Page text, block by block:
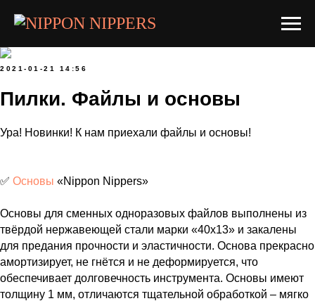
2021-01-21 14:56
Пилки. Файлы и основы
Ура! Новинки! К нам приехали файлы и основы!
✅ Основы «Nippon Nippers»
Основы для сменных одноразовых файлов выполнены из
твёрдой нержавеющей стали марки «40х13» и закалены
для предания прочности и эластичности. Основа прекрасно
амортизирует, не гнётся и не деформируется, что
обеспечивает долговечность инструмента. Основы имеют
толщину 1 мм, отличаются тщательной обработкой – мягко